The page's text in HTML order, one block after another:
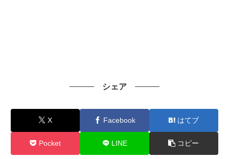
シェア
X Facebook はてブ
Pocket LINE コピー